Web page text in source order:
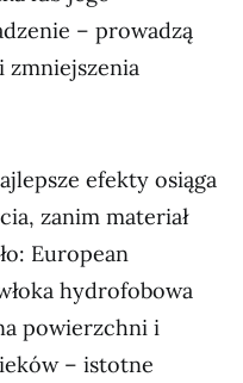
– prowadzą
zmniejszenia
efekty osiąga
zanim materiał
European
hydrofobowa
powierzchni i
– istotne